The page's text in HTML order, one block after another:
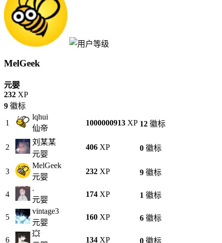
MelGeek
元婴
232 XP
9 徽标
1
lqhui
仙帝
1000000913 XP 12 徽标
2
刘某某
元婴
406 XP 0 徽标
3
MelGeek
元婴
232 XP 9 徽标
4
.
元婴
174 XP 1 徽标
5
vintage3
元婴
160 XP 6 徽标
6
💥
134 XP 0 徽标